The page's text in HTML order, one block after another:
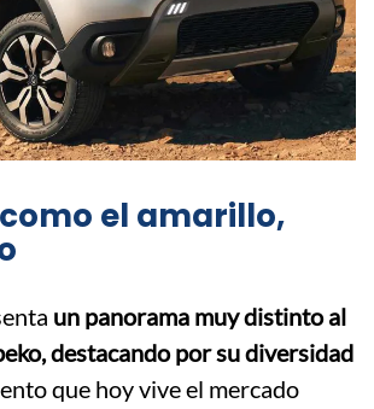
el amarillo,
un panorama muy distinto al
destacando por su diversidad
que hoy vive el mercado